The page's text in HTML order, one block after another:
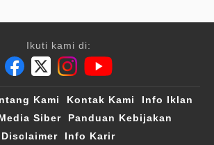
Ikuti kami di:
Kami Kontak Kami
Info Iklan
Siber
Panduan Kebijakan
Disclaimer
Info Karir